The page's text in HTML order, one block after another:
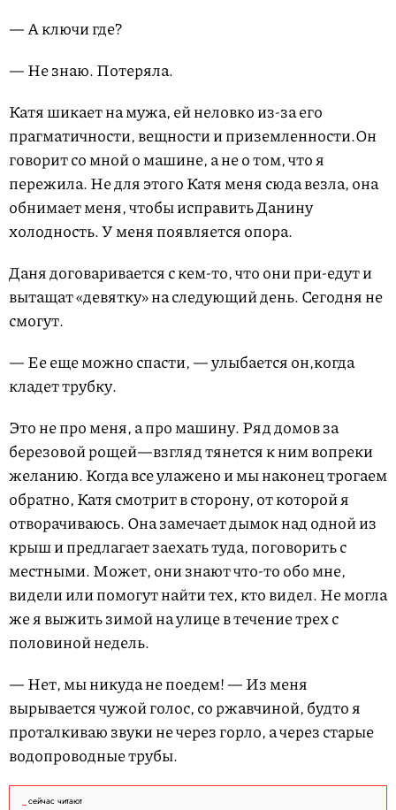
— А ключи где?
— Не знаю. Потеряла.
Катя шикает на мужа, ей неловко из-за его
прагматичности, вещности и приземленности.Он
говорит со мной о машине, а не о том, что я
пережила. Не для этого Катя меня сюда везла, она
обнимает меня, чтобы исправить Данину
холодность. У меня появляется опора.
Даня договаривается с кем-то, что они при-едут и
вытащат «девятку» на следующий день. Сегодня не
смогут.
— Ее еще можно спасти, — улыбается он,когда
кладет трубку.
Это не про меня, а про машину. Ряд домов за
березовой рощей—взгляд тянется к ним вопреки
желанию. Когда все улажено и мы наконец трогаем
обратно, Катя смотрит в сторону, от которой я
отворачиваюсь. Она замечает дымок над одной из
крыш и предлагает заехать туда, поговорить с
местными. Может, они знают что-то обо мне,
видели или помогут найти тех, кто видел. Не могла
же я выжить зимой на улице в течение трех с
половиной недель.
— Нет, мы никуда не поедем! — Из меня
вырывается чужой голос, со ржавчиной, будто я
проталкиваю звуки не через горло, а через старые
водопроводные трубы.
сейчас читают